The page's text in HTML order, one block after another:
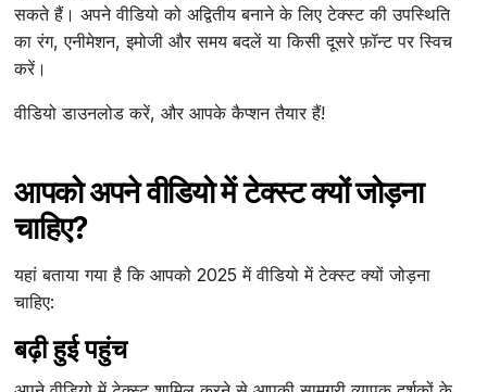
सकते हैं। अपने वीडियो को अद्वितीय बनाने के लिए टेक्स्ट की उपस्थिति
का रंग, एनीमेशन, इमोजी और समय बदलें या किसी दूसरे फ़ॉन्ट पर स्विच
करें।
वीडियो डाउनलोड करें, और आपके कैप्शन तैयार हैं!
आपको अपने वीडियो में टेक्स्ट क्यों जोड़ना
चाहिए?
यहां बताया गया है कि आपको 2025 में वीडियो में टेक्स्ट क्यों जोड़ना
चाहिए:
बढ़ी हुई पहुंच